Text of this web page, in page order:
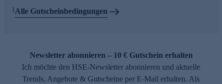
1 Alle Gutscheinbedingungen
Newsletter abonnieren – 10 € Gutschein erhalten
Ich möchte den HSE-Newsletter abonnieren und aktuelle
Trends, Angebote & Gutscheine per E-Mail erhalten. Als